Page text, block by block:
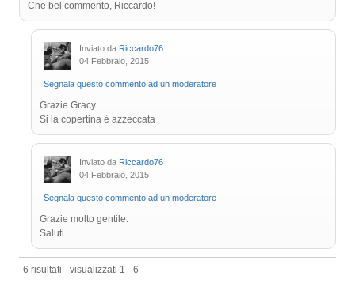
Che bel commento, Riccardo!
Inviato da Riccardo76
04 Febbraio, 2015
Segnala questo commento ad un moderatore
Grazie Gracy.
Si la copertina è azzeccata
Inviato da Riccardo76
04 Febbraio, 2015
Segnala questo commento ad un moderatore
Grazie molto gentile.
Saluti
6 risultati - visualizzati 1 - 6